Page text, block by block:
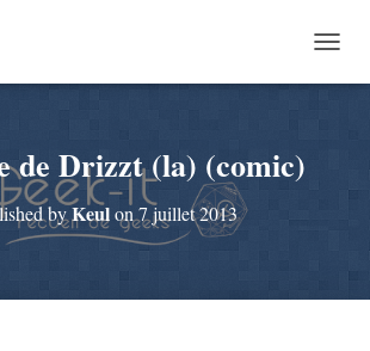
U
de Drizzt (la) (comic)
byKeulon7 juillet 2013